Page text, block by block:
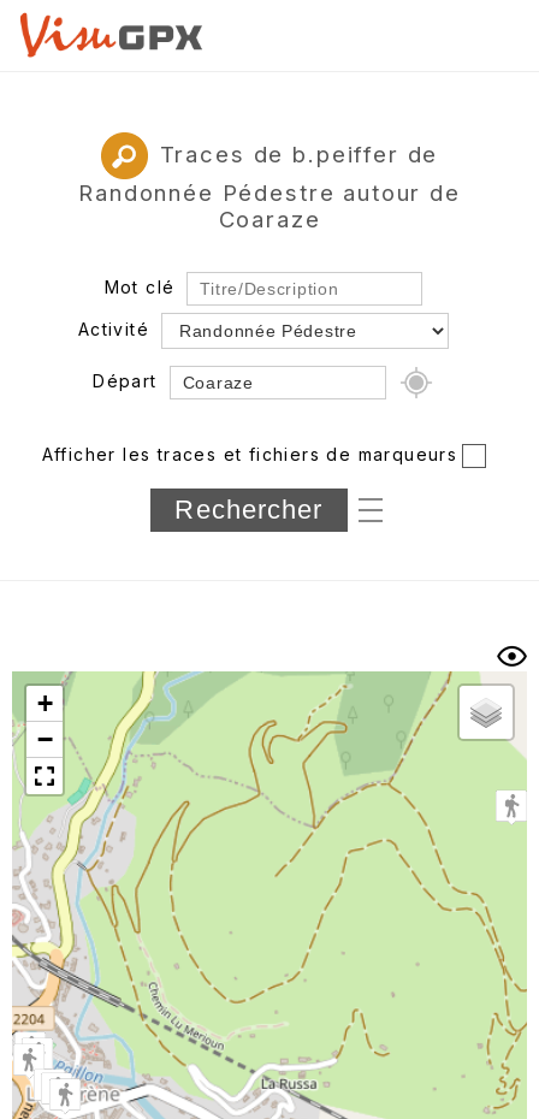
Traces de b.peiffer de
Randonnée Pédestre autour de
Coaraze
Mot clé
Activité
Départ
Département
Longueur min/max
Trier par
Horodatage Photos
Afficher les traces et fichiers de marqueurs
+
−